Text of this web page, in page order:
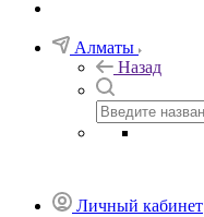
Алматы
Назад
Личный кабинет